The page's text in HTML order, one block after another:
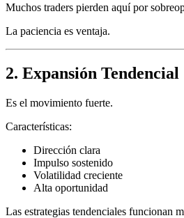
Muchos traders pierden aquí por
La paciencia es ventaja.
2. Expansión Tendencial
Es el movimiento fuerte.
Características:
Dirección clara
Impulso sostenido
Volatilidad creciente
Alta oportunidad
Las estrategias tendenciales funcionan